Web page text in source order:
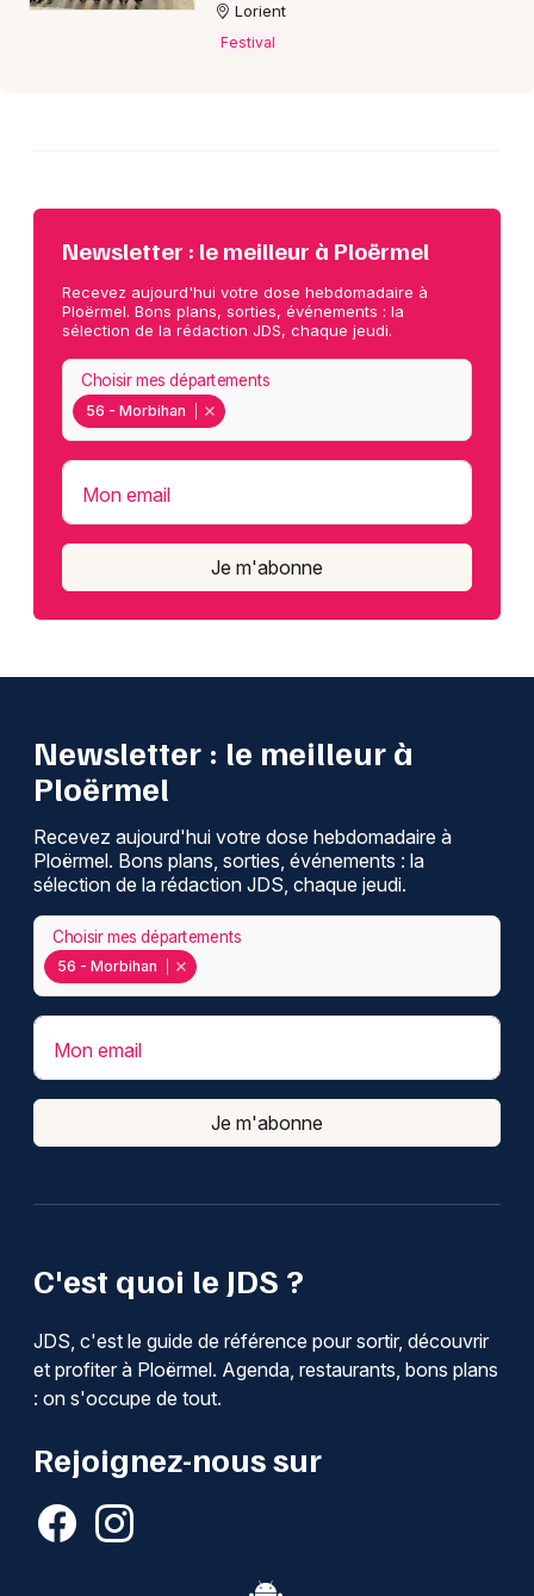
Lorient
Festival
Newsletter : le meilleur à Ploërmel
Recevez aujourd'hui votre dose hebdomadaire à
Ploërmel. Bons plans, sorties, événements : la
sélection de la rédaction JDS, chaque jeudi.
56 - Morbihan
Choisir mes départements
Mon email
Je m'abonne
C'est quoi le JDS ?
JDS, c'est le guide de référence pour sortir, découvrir
et profiter à Ploërmel. Agenda, restaurants, bons plans
: on s'occupe de tout.
Rejoignez-nous sur
Newsletter : le meilleur à
Ploërmel
Recevez aujourd'hui votre dose hebdomadaire à
Ploërmel. Bons plans, sorties, événements : la
sélection de la rédaction JDS, chaque jeudi.
56 - Morbihan
Choisir mes départements
Mon email
Je m'abonne